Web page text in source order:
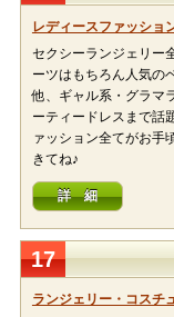
レディースファッシ
セクシーランジェリー
ーツはもちろん人気の
他、ギャル系・グラマ
ーティードレスまで話
ァッション全てがお手
きてね♪
詳 細
17
ランジェリー・コス